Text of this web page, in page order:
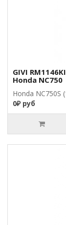
GIVI
Honda NC750
Honda NC750S
0₽ руб